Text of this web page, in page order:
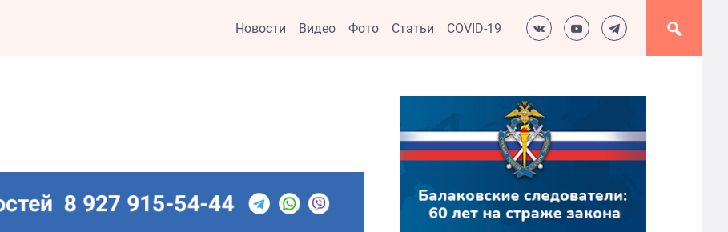
Новости Видео Фото Статьи COVID-19